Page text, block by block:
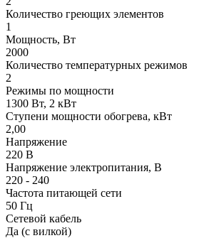
Количество греющих элементов
1
Мощность, Вт
2000
Количество температурных режимов
2
Режимы по мощности
1300 Вт, 2 кВт
Ступени мощности обогрева, кВт
2,00
Напряжение
220 В
Напряжение электропитания, В
220 - 240
Частота питающей сети
50 Гц
Сетевой кабель
Да (с вилкой)